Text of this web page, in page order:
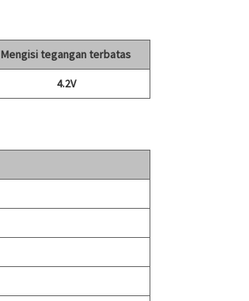
Mengisi tegangan terbatas
4.2V